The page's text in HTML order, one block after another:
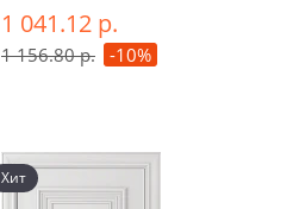
1 041.12 р.
1 156.80 р. -10%
Хит